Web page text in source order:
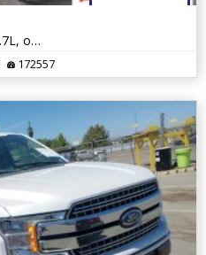
2023r., FORD F-150 LARIAT, 2.7L, od ubezpieczalni
172557